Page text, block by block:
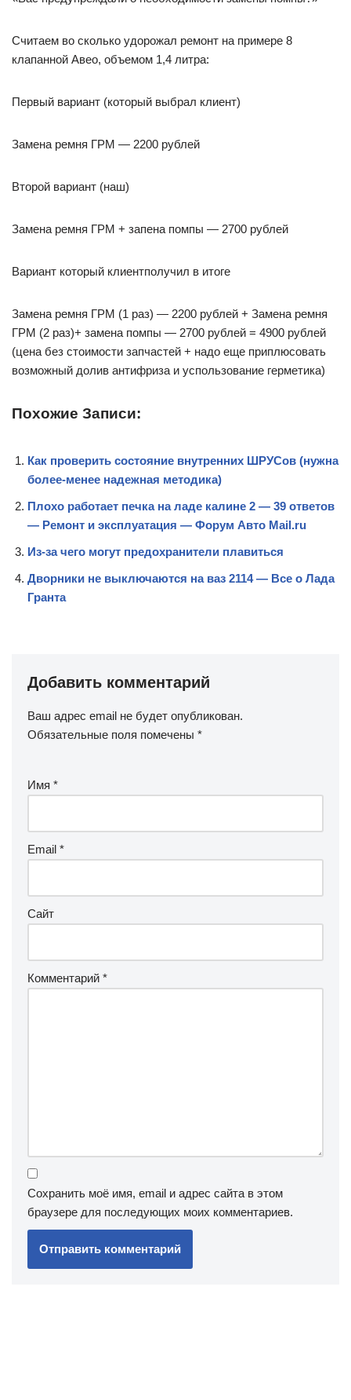
Считаем во сколько удорожал ремонт на примере 8
клапанной Авео, объемом 1,4 литра:
Первый вариант (который выбрал клиент)
Замена ремня ГРМ — 2200 рублей
Второй вариант (наш)
Замена ремня ГРМ + запена помпы — 2700 рублей
Вариант который клиентполучил в итоге
Замена ремня ГРМ (1 раз) — 2200 рублей + Замена ремня
ГРМ (2 раз)+ замена помпы — 2700 рублей = 4900 рублей
(цена без стоимости запчастей + надо еще приплюсовать
возможный долив антифриза и успользование герметика)
Похожие Записи:
Как проверить состояние внутренних ШРУСов (нужна
более-менее надежная методика)
Плохо работает печка на ладе калине 2 — 39 ответов
— Ремонт и эксплуатация — Форум Авто Mail.ru
Из-за чего могут предохранители плавиться
Дворники не выключаются на ваз 2114 — Все о Лада
Гранта
Добавить комментарий
Ваш адрес email не будет опубликован.
Обязательные поля помечены *
Имя *
Email *
Сайт
Комментарий *
Сохранить моё имя, email и адрес сайта в этом
браузере для последующих моих комментариев.